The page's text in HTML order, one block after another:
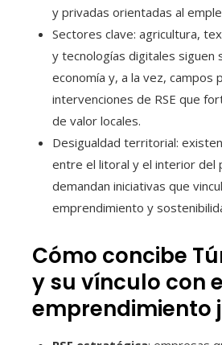
y privadas orientadas al
Sectores clave: agricultura,
y tecnologías digitales siguen
economía y, a la vez, campos
intervenciones de RSE que
de valor locales.
Desigualdad territorial:
entre el litoral y el interior del
demandan iniciativas que
emprendimiento y
Cómo concibe
y su vínculo con
emprendimiento